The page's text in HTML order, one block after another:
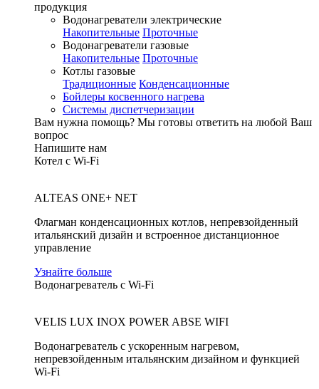
продукция
Водонагреватели электрические
Накопительные Проточные
Водонагреватели газовые
Накопительные Проточные
Котлы газовые
Традиционные Конденсационные
Бойлеры косвенного нагрева
Системы диспетчеризации
Вам нужна помощь? Мы готовы ответить на любой Ваш
вопрос
Напишите нам
Котел с Wi-Fi
ALTEAS ONE+ NET
Флагман конденсационных котлов, непревзойденный
итальянский дизайн и встроенное дистанционное
управление
Узнайте больше
Водонагреватель с Wi-Fi
VELIS LUX INOX POWER ABSE WIFI
Водонагреватель с ускоренным нагревом,
непревзойденным итальянским дизайном и функцией
Wi-Fi